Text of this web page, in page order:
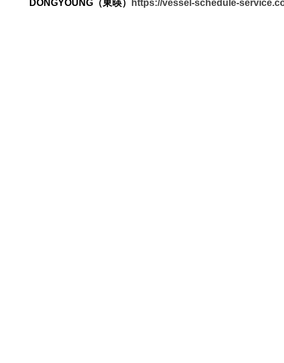
DONGYOUNG（東暎）
https://vessel-schedule-